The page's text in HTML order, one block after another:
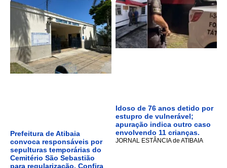
Prefeitura de Atibaia
convoca responsáveis por
sepulturas temporárias do
Cemitério São Sebastião
para regularização, Confira
Idoso de 76 anos detido por
estupro de vulnerável;
apuração indica outro caso
envolvendo 11 crianças.
JORNAL ESTÂNCIA de ATIBAIA